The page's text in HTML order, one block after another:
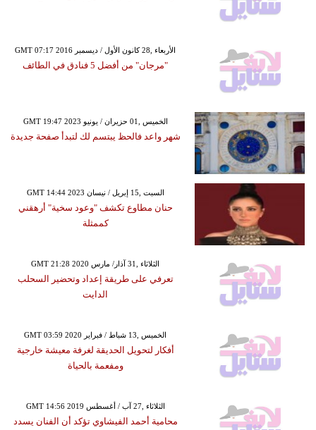
GMT 07:17 2016 الأربعاء ,28 كانون الأول / ديسمبر
"مرجان" من أفضل 5 فنادق في الطائف
GMT 19:47 2023 الخميس ,01 حزيران / يونيو
شهر واعد فالحظ يبتسم لك لتبدأ صفحة جديدة
GMT 14:44 2023 السبت ,15 إبريل / نيسان
حنان مطاوع تكشف "وعود سخية" أرهقني
كممثلة
GMT 21:28 2020 الثلاثاء ,31 آذار/ مارس
تعرفي على طريقة إعداد وتحضير السحلب
الدايت
GMT 03:59 2020 الخميس ,13 شباط / فبراير
أفكار لتحويل الحديقة لغرفة معيشة خارجية
ومفعمة بالحياة
GMT 14:56 2019 الثلاثاء ,27 آب / أغسطس
محامية أحمد الفيشاوي تؤكد أن الفنان يسدد